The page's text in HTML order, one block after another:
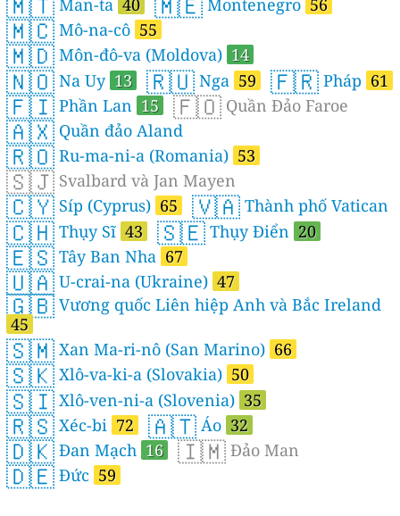
Man-ta 40 Montenegro 56
🇲🇨 Mô-na-cô 55
🇲🇩 Môn-đô-va (Moldova) 14
🇳🇴 Na Uy 13 🇷🇺 Nga 59 🇫🇷 Pháp 61
🇫🇮 Phần Lan 15 🇫🇴 Quần Đảo Faroe
🇦🇽 Quần đảo Aland
🇷🇴 Ru-ma-ni-a (Romania) 53
🇸🇯 Svalbard và Jan Mayen
🇨🇾 Síp (Cyprus) 65 🇻🇦 Thành phố Vatican
🇨🇭 Thụy Sĩ 43 🇸🇪 Thụy Điển 20
🇪🇸 Tây Ban Nha 67
🇺🇦 U-crai-na (Ukraine) 47
🇬🇧 Vương quốc Liên hiệp Anh và Bắc Ireland
45
🇸🇲 Xan Ma-ri-nô (San Marino) 66
🇸🇰 Xlô-va-ki-a (Slovakia) 50
🇸🇮 Xlô-ven-ni-a (Slovenia) 35
🇷🇸 Xéc-bi 72 🇦🇹 Áo 32
🇩🇰 Đan Mạch 16 🇮🇲 Đảo Man
🇩🇪 Đức 59